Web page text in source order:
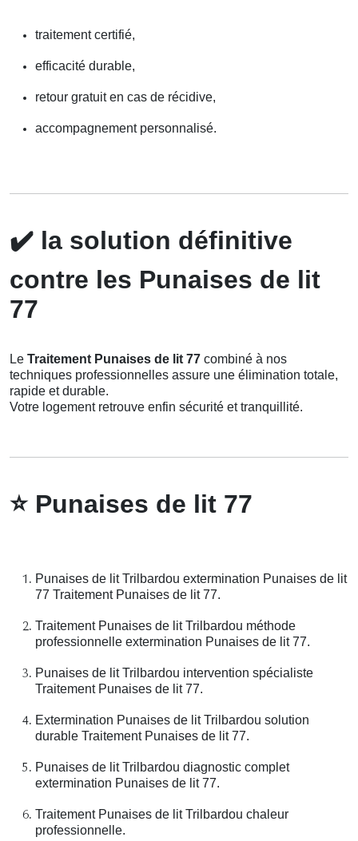
traitement certifié,
efficacité durable,
retour gratuit en cas de récidive,
accompagnement personnalisé.
✔️ la solution définitive
contre les Punaises de lit
77
Le Traitement Punaises de lit 77 combiné à nos
techniques professionnelles assure une élimination totale,
rapide et durable.
Votre logement retrouve enfin sécurité et tranquillité.
⭐Punaises de lit 77
Punaises de lit Trilbardou extermination Punaises de lit
77 Traitement Punaises de lit 77.
Traitement Punaises de lit Trilbardou méthode
professionnelle extermination Punaises de lit 77.
Punaises de lit Trilbardou intervention spécialiste
Traitement Punaises de lit 77.
Extermination Punaises de lit Trilbardou solution
durable Traitement Punaises de lit 77.
Punaises de lit Trilbardou diagnostic complet
extermination Punaises de lit 77.
Traitement Punaises de lit Trilbardou chaleur
professionnelle.